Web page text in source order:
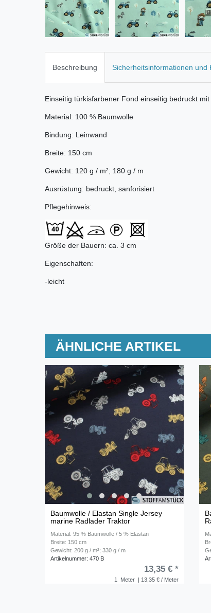
Beschreibung Sicherheitsinformationen und
Einseitig türkisfarbener Fond einseitig bedruckt
Material: 100 % Baumwolle
Bindung: Leinwand
Breite: 150 cm
Gewicht: 120 g / m²; 180 g / m
Ausrüstung: bedruckt, sanforisiert
Pflegehinweis:
Größe der Bauern: ca. 3 cm
Eigenschaften:
-leicht
ÄHNLICHE ARTIKEL
Baumwolle / Elastan Single Jersey
marine Radlader Traktor
Material: 95 % Baumwolle / 5 % Elastan
Breite: 150 cm
Gewicht: 200 g / m²; 330 g / m
Artikelnummer: 470 B
1 Meter | 13,35 € / Meter
13,35 € *